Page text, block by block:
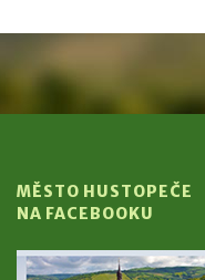
MĚSTO HUSTOPEČE
NA FACEBOOKU